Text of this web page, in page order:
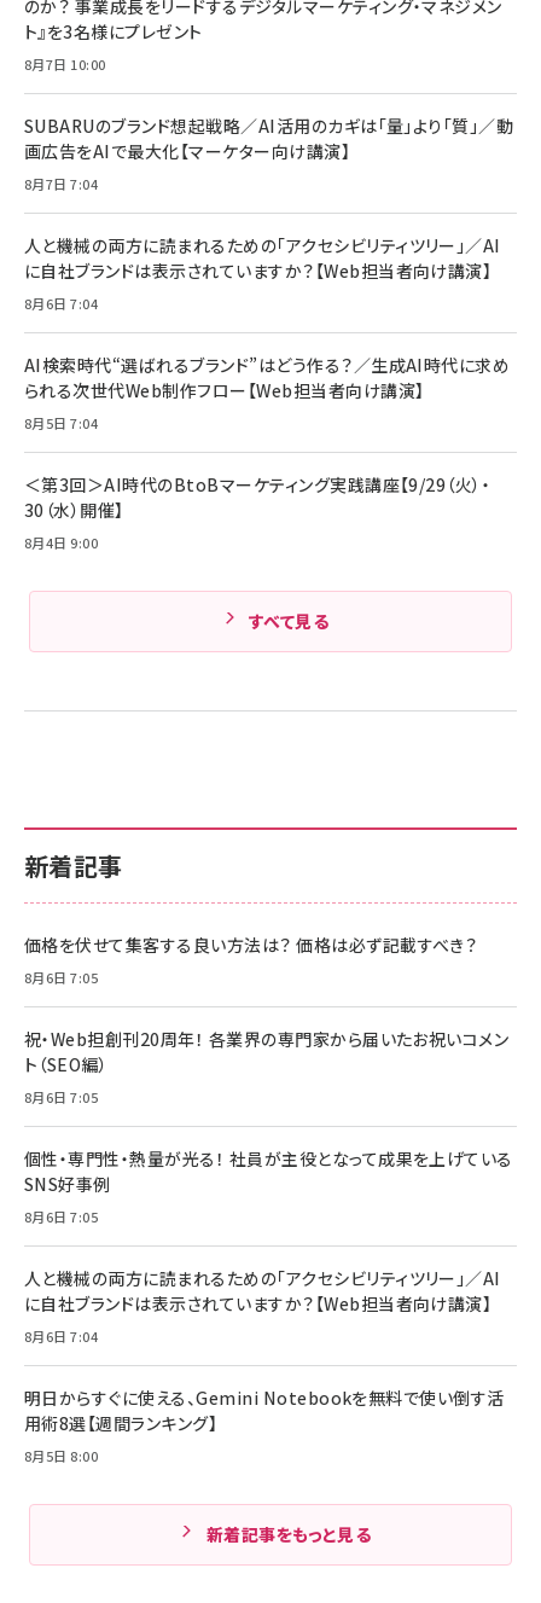
anan(アンアン)2026/07/08号 No.2502[2026
￥880
ママ投資家が育休中に１億貯めた株式投資
組織の成果を最大化する ルールのデザイン
￥1,980
Amazonランキングをもっと見る
￥1,599
￥6,980
全ワイヤレスイヤホン/アクティブノイズキャンセリ
技術基準適合】ブラック
￥5,990
ケーブル Anker絡まないケーブル 240W 結束バン
ド付き USB PD対応 シリコン素材採用 iPhone
17 / 16 / 15 / Galaxy iPad Pro MacBook
Pro/Air 各種対応 (1.8m ミッドナイトブラック)
￥1,890
Anker PowerLine III Flow USB-C & USB-C
Pro/Air 各種対応 (1.8m ミッドナイトブラック)
￥1,890
サッポロ 生ビール 黒ラベル 350ml 缶 24本 ビー
ル ケース買い【6/30応募〆切! 黒ラベルビヤセラー
￥4,857
新着記事
価格を伏せて集客する良い方法は？ 価格は必ず記載すべき？
8月6日 7:05
祝・Web担創刊20周年！ 各業界の専門家から届いたお祝いコメン
ト（SEO編）
8月6日 7:05
個性・専門性・熱量が光る！ 社員が主役となって成果を上げている
SNS好事例
8月6日 7:05
人と機械の両方に読まれるための「アクセシビリティツリー」／AI
に自社ブランドは表示されていますか？【Web担当者向け講演】
8月6日 7:04
明日からすぐに使える、Gemini Notebookを無料で使い倒す活
用術8選【週間ランキング】
8月5日 8:00
新着記事をもっと見る
のか？ 事業成長をリードするデジタルマーケティング・マネジメン
ト』を3名様にプレゼント
8月7日 10:00
SUBARUのブランド想起戦略／AI活用のカギは「量」より「質」／動
画広告をAIで最大化【マーケター向け講演】
8月7日 7:04
人と機械の両方に読まれるための「アクセシビリティツリー」／AI
に自社ブランドは表示されていますか？【Web担当者向け講演】
8月6日 7:04
AI検索時代“選ばれるブランド”はどう作る？／生成AI時代に求め
られる次世代Web制作フロー【Web担当者向け講演】
8月5日 7:04
＜第3回＞AI時代のBtoBマーケティング実践講座【9/29（火）・
30（水）開催】
8月4日 9:00
すべて見る